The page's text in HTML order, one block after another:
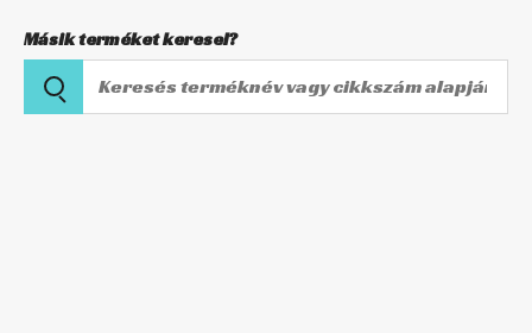
Másik terméket keresel?
Keresés
terméknév